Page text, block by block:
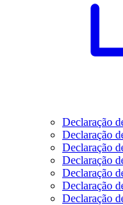
Declaração
Declaração
Declaração
Declaração
Declaração
Declaração
Declaração